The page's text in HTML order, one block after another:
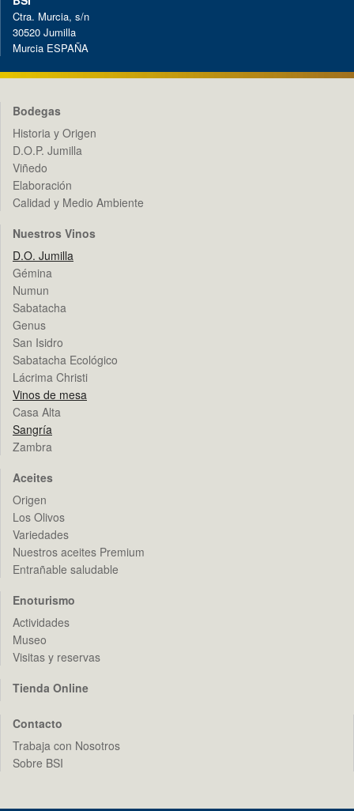
Ctra. Murcia, s/n
30520 Jumilla
Murcia ESPAÑA
Bodegas
Historia y Origen
D.O.P. Jumilla
Viñedo
Elaboración
Calidad y Medio Ambiente
Nuestros Vinos
D.O. Jumilla
Gémina
Numun
Sabatacha
Genus
San Isidro
Sabatacha Ecológico
Lácrima Christi
Vinos de mesa
Casa Alta
Sangría
Zambra
Aceites
Origen
Los Olivos
Variedades
Nuestros aceites Premium
Entrañable saludable
Enoturismo
Actividades
Museo
Visitas y reservas
Tienda Online
Contacto
Trabaja con Nosotros
Sobre BSI